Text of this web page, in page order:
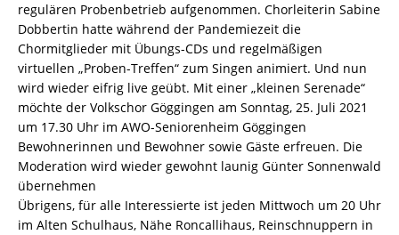
regulären Probenbetrieb aufgenommen. Chorleiterin ­Sabine
Dobbertin hatte während der Pandemiezeit die
Chormitglieder mit Übungs-CDs und regelmäßigen
virtuellen „Proben-Treffen“ zum Singen animiert. Und nun
wird wieder eifrig live geübt. Mit einer „kleinen Serenade“
möchte der Volkschor Göggingen am Sonntag, 25. Juli 2021
um 17.30 Uhr im AWO-Seniorenheim Göggingen
Bewohnerinnen und Bewohner sowie Gäste erfreuen. Die
Moderation wird wieder gewohnt launig Günter Sonnenwald
übernehmen
Übrigens, für alle Interessierte ist jeden Mittwoch um 20 Uhr
im Alten Schulhaus, Nähe Roncallihaus, Reinschnuppern in